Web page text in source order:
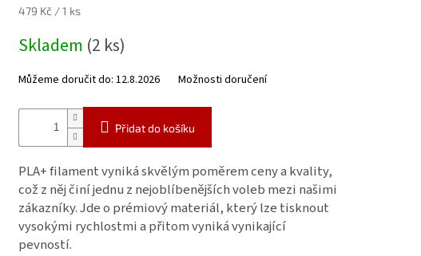
Měrná
479 Kč / 1 ks
Skladem (2 ks)
Můžeme doručit do: 12.8.2026 Možnosti doručení
Přidat do košíku
PLA+ filament vyniká skvělým poměrem ceny a kvality,
což z něj činí jednu z nejoblíbenějších voleb mezi našimi
zákazníky. Jde o prémiový materiál, který lze tisknout
vysokými rychlostmi a přitom vyniká vynikající
pevností.